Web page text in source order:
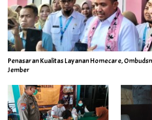
Penasaran Kualitas Layanan Homecare,
Jember